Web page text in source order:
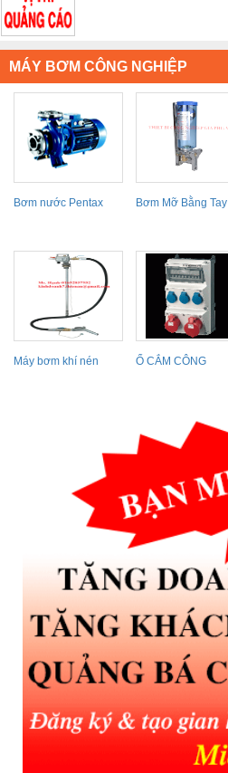
MÁY BƠM CÔNG NGHIỆP
Bơm nước Pentax
Bơm Mỡ Bằng Tay
LSG-08
Máy bơm khí nén
Ổ CẮM CÔNG